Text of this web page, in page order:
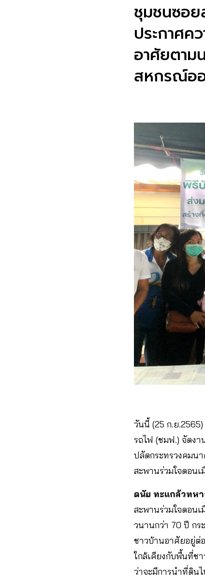
ชุมชนซอย
ประกาศค
อาศัยตาม
สหกรณ์อ
วันนี้ (25 ก.ย
รถไฟ (ชมฟ.) จัดง
ปลัดกระทรวงคมน
สะพานร่วมใจดอน
ดนัย ทะแกล้วทห
สะพานร่วมใจดอน
วนานกว่า 70 ปี กร
ชาวบ้านอาศัยอยู่ต่
ใกล้เคียงกับพื้นที่ช
ว่าจะมีการนำที่ดิน